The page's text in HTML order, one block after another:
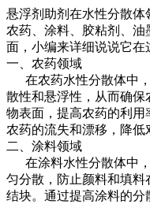
悬浮剂助剂在水性分散
农药、涂料、胶粘剂、
面，小编来详细说说它在
一、农药领域
在农药水性分散体中，
散性和悬浮性，从而确
物表面，提高农药的利
农药的流失和漂移，降低
二、涂料领域
在涂料水性分散体中，
匀分散，防止颜料和填
结块。通过提高涂料的